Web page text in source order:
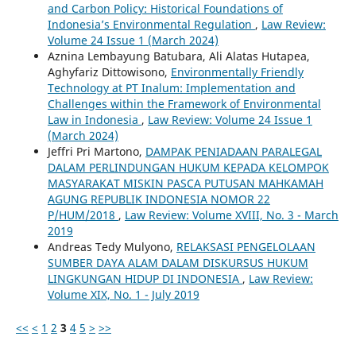
and Carbon Policy: Historical Foundations of
Indonesia’s Environmental Regulation , Law Review:
Volume 24 Issue 1 (March 2024)
Aznina Lembayung Batubara, Ali Alatas Hutapea,
Aghyfariz Dittowisono, Environmentally Friendly
Technology at PT Inalum: Implementation and
Challenges within the Framework of Environmental
Law in Indonesia , Law Review: Volume 24 Issue 1
(March 2024)
Jeffri Pri Martono, DAMPAK PENIADAAN PARALEGAL
DALAM PERLINDUNGAN HUKUM KEPADA KELOMPOK
MASYARAKAT MISKIN PASCA PUTUSAN MAHKAMAH
AGUNG REPUBLIK INDONESIA NOMOR 22
P/HUM/2018 , Law Review: Volume XVIII, No. 3 - March
2019
Andreas Tedy Mulyono, RELAKSASI PENGELOLAAN
SUMBER DAYA ALAM DALAM DISKURSUS HUKUM
LINGKUNGAN HIDUP DI INDONESIA , Law Review:
Volume XIX, No. 1 - July 2019
<< < 1 2 3 4 5 > >>